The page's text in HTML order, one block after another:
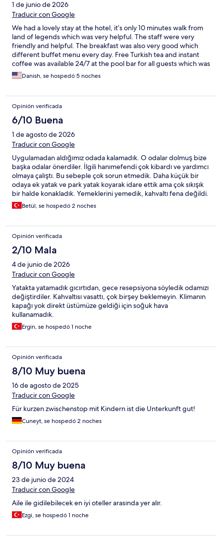
1 de junio de 2026
Traducir con Google
We had a lovely stay at the hotel, it’s only 10 minutes walk from
land of legends which was very helpful. The staff were very
friendly and helpful. The breakfast was also very good which
different buffet menu every day. Free Turkish tea and instant
coffee was available 24/7 at the pool bar for all guests which was
very good option. The supermarket is literally 1 minute walk from
hotel which was very convenient. The room was spacious and
Overall very good stay. It’s good value for money.
Danish, se hospedó 5 noches
Opinión verificada
6/10 Buena
1 de agosto de 2026
Traducir con Google
Uygulamadan aldığımız odada kalamadık. O odalar dolmuş bize
başka odalar önerdiler. İlgili hanımefendi çok kibardı ve yardımcı
olmaya çalıştı. Bu sebeple çok sorun etmedik. Daha küçük bir
odaya ek yatak ve park yatak koyarak idare ettik ama çok sıkışık
bir halde konakladık. Yemeklerini yemedik, kahvaltı fena değildi.
Klima çok eski ve çok sesliydi, verim alamadık. Odadaki kasa
bozuktu. Bir daha tercih etmem sanırım. Düşük beklenti ile
tahammül edilebilir.
Betül, se hospedó 2 noches
Opinión verificada
2/10 Mala
4 de junio de 2026
Traducir con Google
Yatakta yatamadık gıcırtıdan, gece resepsiyona söyledik odamızı
değiştirdiler. Kahvaltısı vasattı, çok birşey beklemeyin. Klimanın
kapağı yok direkt üstümüze geldiği için soğuk hava
kullanamadık.
Ergin, se hospedó 1 noche
Opinión verificada
8/10 Muy buena
16 de agosto de 2025
Traducir con Google
Für kurzen zwischenstop mit Kindern ist die Unterkunft gut!
Cuneyt, se hospedó 2 noches
Opinión verificada
8/10 Muy buena
23 de junio de 2024
Traducir con Google
Aile ile gidilebilecek en iyi oteller arasında yer alır.
Ezgi, se hospedó 1 noche